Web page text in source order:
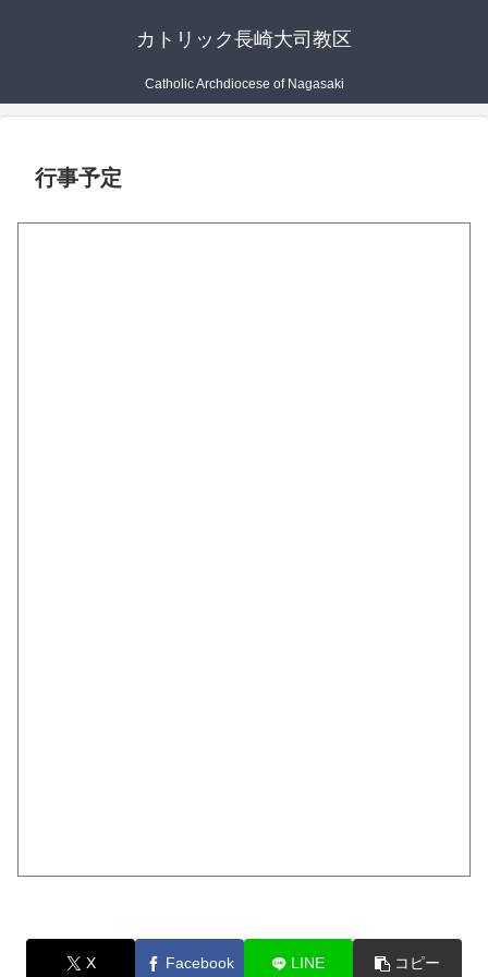
カトリック長崎大司教区
Catholic Archdiocese of Nagasaki
行事予定
X Facebook LINE コピー